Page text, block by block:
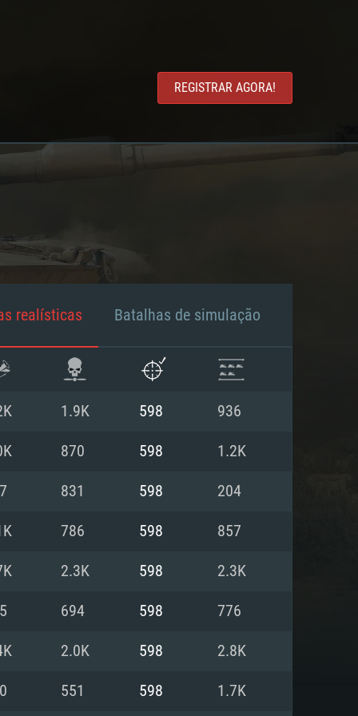
REGISTRAR AGORA!
realísticas Batalhas de simulação
1.9K 598 936
870 598 1.2K
831 598 204
786 598 857
2.3K 598 2.3K
694 598 776
2.0K 598 2.8K
551 598 1.7K